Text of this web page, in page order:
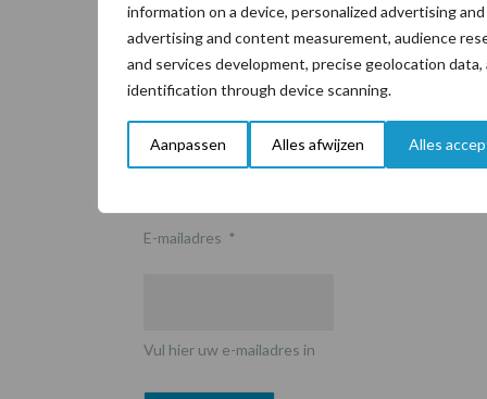
information on a device, personalized advertising
advertising and content measurement, audience
and services development, precise geolocation data,
identification through device scanning.
Aanpassen Alles afwijzen Alles
E-mailadres *
Vul hier uw e-mailadres in